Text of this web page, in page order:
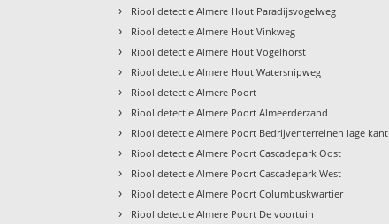
› Riool detectie Almere Hout Paradijsvogelweg
› Riool detectie Almere Hout Vinkweg
› Riool detectie Almere Hout Vogelhorst
› Riool detectie Almere Hout Watersnipweg
› Riool detectie Almere Poort
› Riool detectie Almere Poort Almeerderzand
› Riool detectie Almere Poort Bedrijventerreinen lage kant
› Riool detectie Almere Poort Cascadepark Oost
› Riool detectie Almere Poort Cascadepark West
› Riool detectie Almere Poort Columbuskwartier
› Riool detectie Almere Poort De voortuin